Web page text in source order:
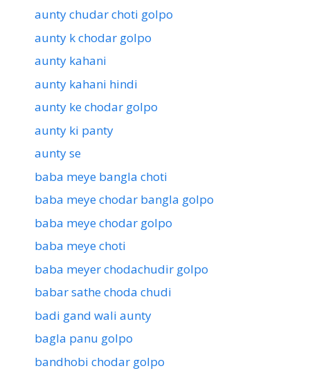
aunty chudar choti golpo
aunty k chodar golpo
aunty kahani
aunty kahani hindi
aunty ke chodar golpo
aunty ki panty
aunty se
baba meye bangla choti
baba meye chodar bangla golpo
baba meye chodar golpo
baba meye choti
baba meyer chodachudir golpo
babar sathe choda chudi
badi gand wali aunty
bagla panu golpo
bandhobi chodar golpo